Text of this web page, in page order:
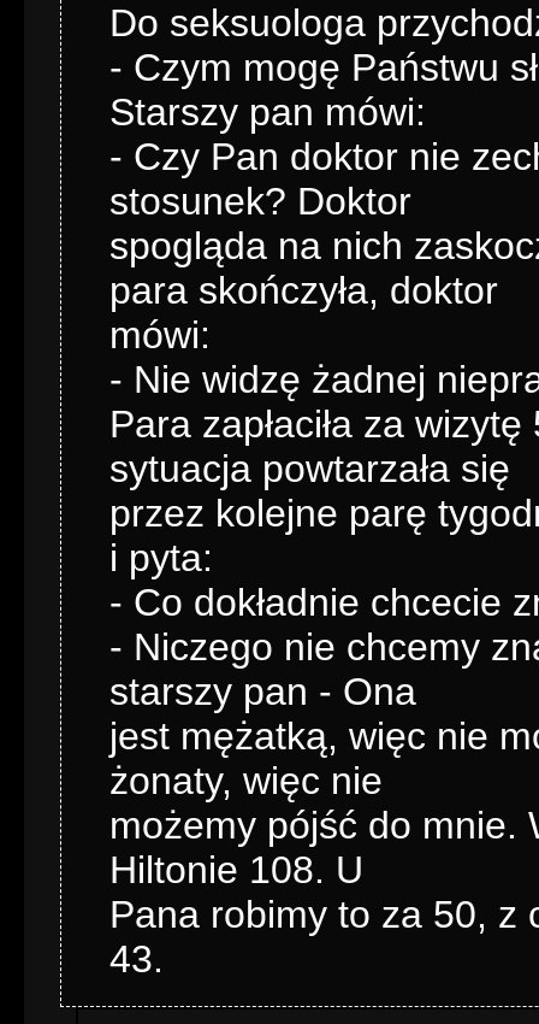
Do seksuologa
- Czym mogę Państwu
Starszy pan mówi:
- Czy Pan doktor nie
stosunek? Doktor
spogląda na nich
para skończyła, doktor
mówi:
- Nie widzę żadnej
Para zapłaciła za
sytuacja powtarzała się
przez kolejne parę
i pyta:
- Co dokładnie chcecie
- Niczego nie chcemy
starszy pan - Ona
jest mężatką, więc nie
żonaty, więc nie
możemy pójść do mnie.
Hiltonie 108. U
Pana robimy to za 50, z
43.